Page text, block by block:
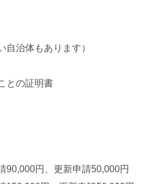
自治体もあります）
との証明書
90,000円、更新申請50,000円